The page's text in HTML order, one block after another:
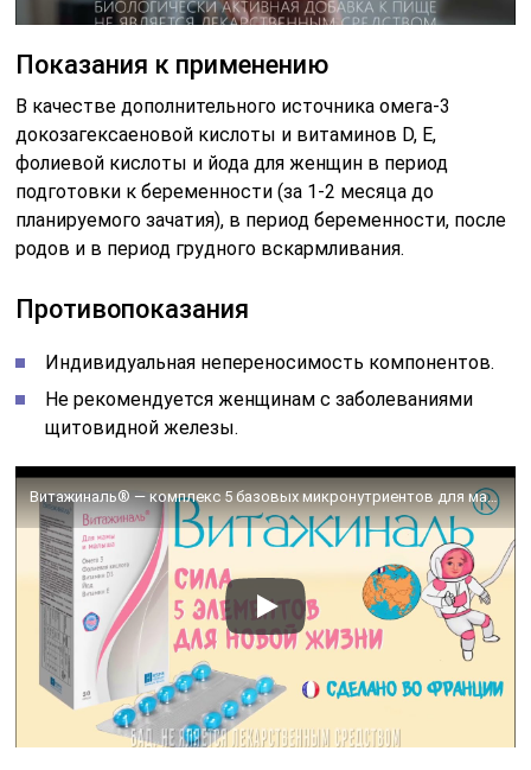
Показания к применению
В качестве дополнительного источника омега-3
докозагексаеновой кислоты и витаминов D, E,
фолиевой кислоты и йода для женщин в период
подготовки к беременности (за 1-2 месяца до
планируемого зачатия), в период беременности, после
родов и в период грудного вскармливания.
Противопоказания
Индивидуальная непереносимость компонентов.
Не рекомендуется женщинам с заболеваниями
щитовидной железы.
Витажиналь® — комплекс 5 базовых микронутриентов для мамы и малыша #беременность #витамины